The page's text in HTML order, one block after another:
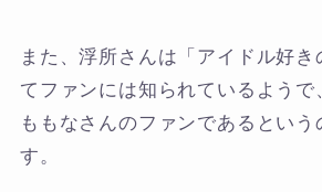
また、浮所さんは「アイドル好き
てファンには知られているようで
ももなさんのファンであるとい
す。